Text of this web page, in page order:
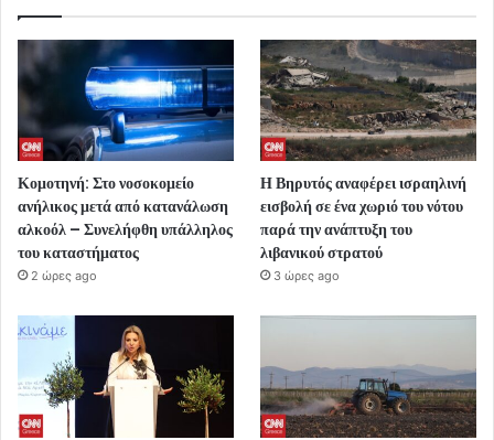
Κομοτηνή: Στο νοσοκομείο
ανήλικος μετά από κατανάλωση
αλκοόλ – Συνελήφθη υπάλληλος
του καταστήματος
2 ώρες ago
Η Βηρυτός αναφέρει ισραηλινή
εισβολή σε ένα χωριό του νότου
παρά την ανάπτυξη του
λιβανικού στρατού
3 ώρες ago